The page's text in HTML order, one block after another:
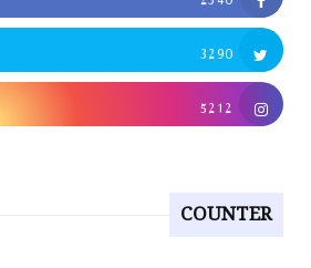
3290
5212
COUNTER